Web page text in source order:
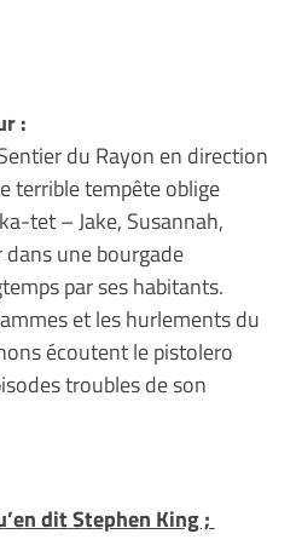
:
du Rayon en direction
terrible tempête oblige
tet – Jake, Susannah,
dans une bourgade
par ses habitants.
et les hurlements du
écoutent le pistolero
troubles de son
dit Stephen King ;